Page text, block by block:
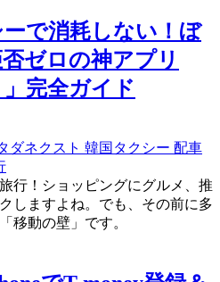
で消耗しない！ぼ
ゼロの神アプリ
」完全ガイド
ダネクスト 韓国タクシー 配車
行！ショッピングにグルメ、推
しますよね。でも、その前に多
移動の壁」です。